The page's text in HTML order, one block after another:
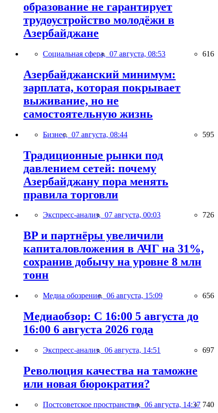
образование не гарантирует
трудоустройство молодёжи в
Азербайджане
Социальная сфера, 07 августа, 08:53 616
Азербайджанский минимум:
зарплата, которая покрывает
выживание, но не
самостоятельную жизнь
Бизнес, 07 августа, 08:44 595
Традиционные рынки под
давлением сетей: почему
Азербайджану пора менять
правила торговли
Экспресс-анализ, 07 августа, 00:03 726
BP и партнёры увеличили
капиталовложения в АЧГ на 31%,
сохранив добычу на уровне 8 млн
тонн
Медиа обозрение, 06 августа, 15:09 656
Медиаобзор: С 16:00 5 августа до
16:00 6 августа 2026 года
Экспресс-анализ, 06 августа, 14:51 697
Революция качества на таможне
или новая бюрократия?
Постсоветское пространство, 06 августа, 14:37 740